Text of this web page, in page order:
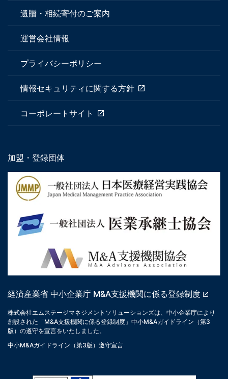
遺贈・相続寄付のご案内
運営会社情報
プライバシーポリシー
情報セキュリティに関する方針
コーポレートサイト
加盟・登録団体
経済産業省 中小企業庁 M&A支援機関に係る登録制度
株式会社エムステージマネジメントソリューションズは、中小企業庁により
創設された「M&A支援機関に係る登録制度」中小M&Aガイドライン（第3
版）の遵守を宣言をいたしました。
中小M&Aガイドライン（第3版）遵守宣言